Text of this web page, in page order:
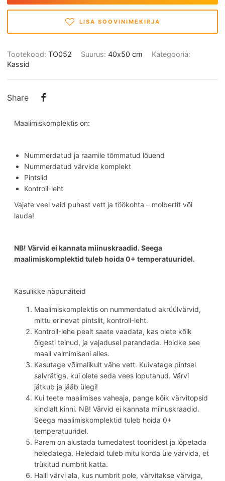
LISA SOOVINIMEKIRJA
Tootekood: TO052 Suurus: 40х50 cm
Kategooria:
Kassid
Share
Maalimiskomplektis on:
Nummerdatud ja raamile tõmmatud lõuend
Nummerdatud värvide komplekt
Pintslid
Kontroll-leht
Vajate veel vaid puhast vett ja töökohta – molbertit või
lauda!
NB! Värvid ei kannata miinuskraadid. Seega
maalimiskomplektid tuleb hoida 0+ temperatuuridel.
Kasulikke näpunäiteid
Maalimiskomplektis on nummerdatud akrüülvärvid,
mittu erinevat pintslit, kontroll-leht.
Kontroll-lehe pealt saate vaadata, kas olete kõik
õigesti teinud, ja vajadusel parandada. Hoidke see
maali valmimiseni alles.
Kasutage võimalikult vähe vett. Kuivatage pintsel
salvrätiga, kui olete seda vees loputanud. Värvi
jätkub ja jääb ülegi!
Kui teete maalimises vaheaja, pange kõik värvitopsid
kindlalt kinni. NB! Värvid ei kannata miinuskraadid.
Seega maalimiskomplektid tuleb hoida 0+
temperatuuridel.
Parem on alustada tumedatest toonidest ja lõpetada
heledatega. Heledaid tuleb mitu korda üle värvida, et
trükitud numbrit katta.
Halli värvi ala, kus numbrit pole, värvitakse värviga,